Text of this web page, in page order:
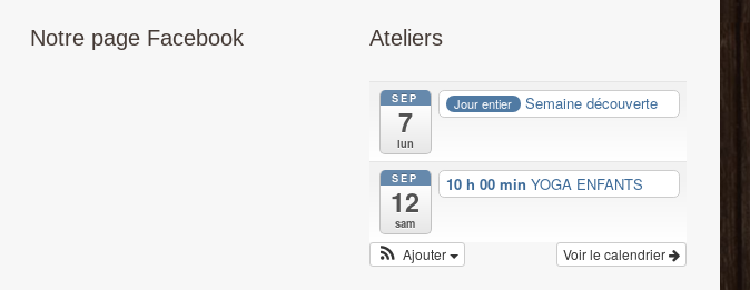
Notre page Facebook Ateliers
SEP
7
lun
Jour entier Semaine découverte
SEP
12
sam
10 h 00 min YOGA ENFANTS
Voir le calendrier
Ajouter